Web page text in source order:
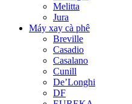
Melitta
Jura
Máy xay cà phê
Breville
Casadio
Casalano
Cunill
De’Longhi
DF